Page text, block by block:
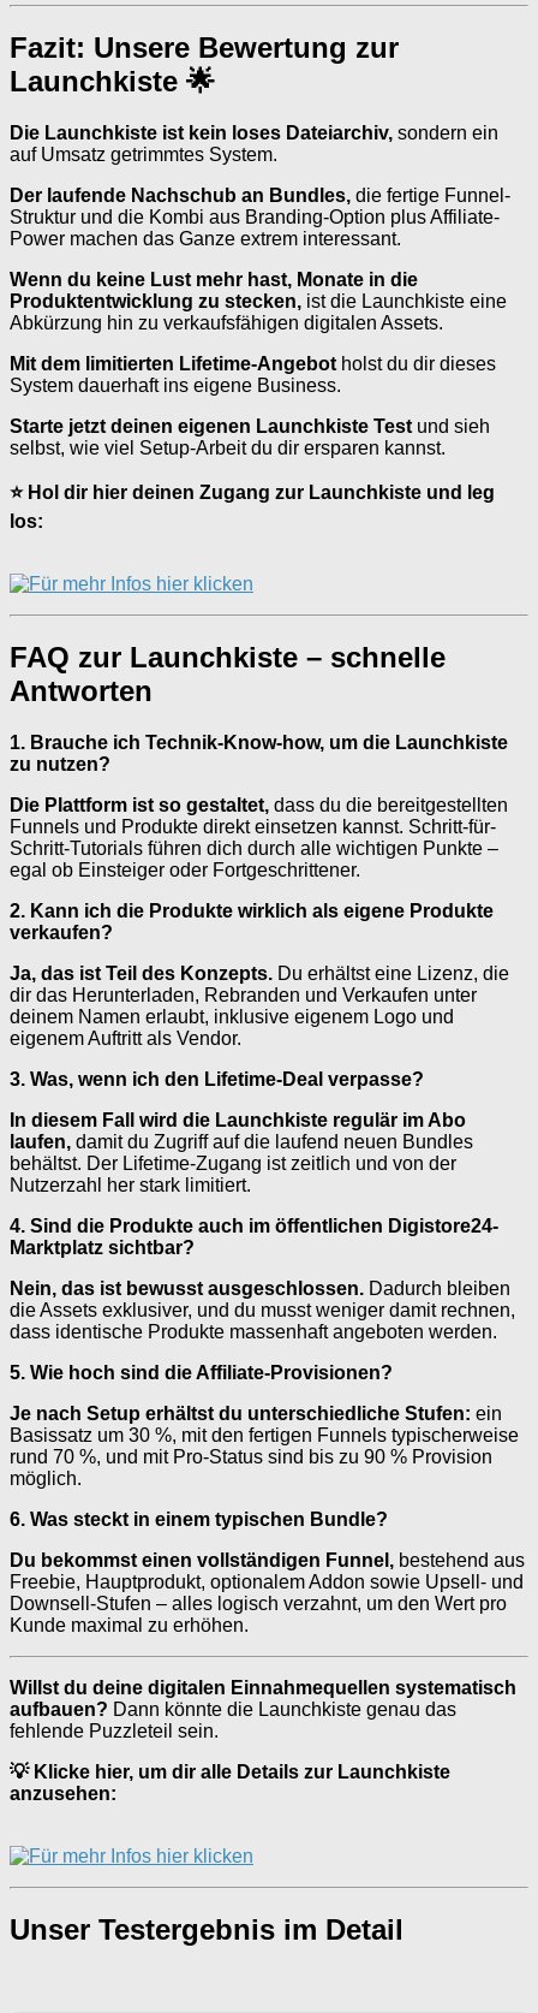
Fazit: Unsere Bewertung zur
Launchkiste 🌟
Die Launchkiste ist kein loses Dateiarchiv, sondern ein
auf Umsatz getrimmtes System.
Der laufende Nachschub an Bundles, die fertige Funnel-
Struktur und die Kombi aus Branding-Option plus Affiliate-
Power machen das Ganze extrem interessant.
Wenn du keine Lust mehr hast, Monate in die
Produktentwicklung zu stecken, ist die Launchkiste eine
Abkürzung hin zu verkaufsfähigen digitalen Assets.
Mit dem limitierten Lifetime-Angebot holst du dir dieses
System dauerhaft ins eigene Business.
Starte jetzt deinen eigenen Launchkiste Test und sieh
selbst, wie viel Setup-Arbeit du dir ersparen kannst.
⭐ Hol dir hier deinen Zugang zur Launchkiste und leg
los:
FAQ zur Launchkiste – schnelle
Antworten
1. Brauche ich Technik-Know-how, um die Launchkiste
zu nutzen?
Die Plattform ist so gestaltet, dass du die bereitgestellten
Funnels und Produkte direkt einsetzen kannst. Schritt-für-
Schritt-Tutorials führen dich durch alle wichtigen Punkte –
egal ob Einsteiger oder Fortgeschrittener.
2. Kann ich die Produkte wirklich als eigene Produkte
verkaufen?
Ja, das ist Teil des Konzepts. Du erhältst eine Lizenz, die
dir das Herunterladen, Rebranden und Verkaufen unter
deinem Namen erlaubt, inklusive eigenem Logo und
eigenem Auftritt als Vendor.
3. Was, wenn ich den Lifetime-Deal verpasse?
In diesem Fall wird die Launchkiste regulär im Abo
laufen, damit du Zugriff auf die laufend neuen Bundles
behältst. Der Lifetime-Zugang ist zeitlich und von der
Nutzerzahl her stark limitiert.
4. Sind die Produkte auch im öffentlichen Digistore24-
Marktplatz sichtbar?
Nein, das ist bewusst ausgeschlossen. Dadurch bleiben
die Assets exklusiver, und du musst weniger damit rechnen,
dass identische Produkte massenhaft angeboten werden.
5. Wie hoch sind die Affiliate-Provisionen?
Je nach Setup erhältst du unterschiedliche Stufen: ein
Basissatz um 30 %, mit den fertigen Funnels typischerweise
rund 70 %, und mit Pro-Status sind bis zu 90 % Provision
möglich.
6. Was steckt in einem typischen Bundle?
Du bekommst einen vollständigen Funnel, bestehend aus
Freebie, Hauptprodukt, optionalem Addon sowie Upsell- und
Downsell-Stufen – alles logisch verzahnt, um den Wert pro
Kunde maximal zu erhöhen.
Willst du deine digitalen Einnahmequellen systematisch
aufbauen? Dann könnte die Launchkiste genau das
fehlende Puzzleteil sein.
💡 Klicke hier, um dir alle Details zur Launchkiste
anzusehen:
Unser Testergebnis im Detail